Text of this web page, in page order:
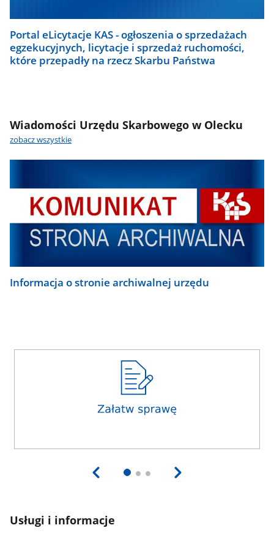
Portal eLicytacje KAS - ogłoszenia o sprzedażach
egzekucyjnych, licytacje i sprzedaż ruchomości,
które przepadły na rzecz Skarbu Państwa
Wiadomości Urzędu Skarbowego w Olecku
zobacz wszystkie
Informacja o stronie archiwalnej urzędu
Usługi i informacje